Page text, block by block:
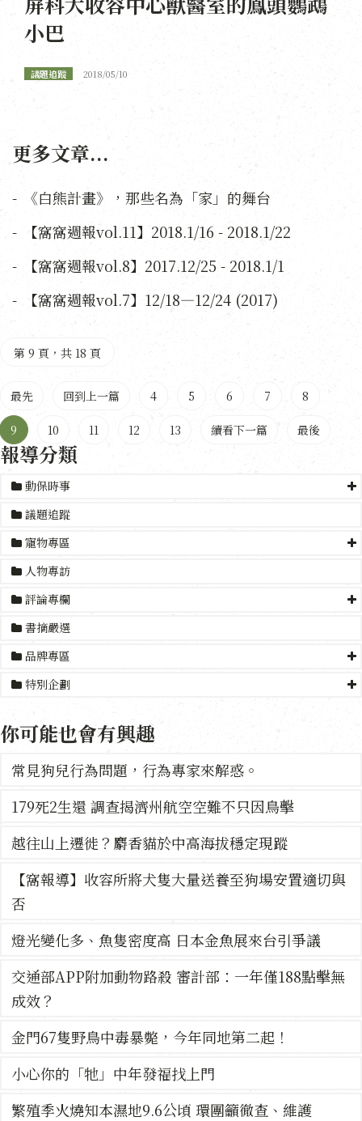
小巴
議題追蹤 2018/05/10
更多文章...
《白熊計畫》，那些名為「家」的舞台
【窩窩週報vol.11】2018.1/16 - 2018.1/22
【窩窩週報vol.8】2017.12/25 - 2018.1/1
【窩窩週報vol.7】12/18—12/24 (2017)
第 9 頁，共 18 頁
最先 回到上一篇 4 5 6 7 8
9 10 11 12 13 續看下一篇 最後
報導分類
動保時事
議題追蹤
寵物專區
人物專訪
評論專欄
書摘嚴選
品牌專區
特別企劃
你可能也會有興趣
常見狗兒行為問題，行為專家來解惑。
179死2生還 調查揭濟州航空空難不只因鳥擊
越往山上遷徙？麝香貓於中高海拔穩定現蹤
【窩報導】收容所將犬隻大量送養至狗場安置適切與
否
燈光變化多、魚隻密度高 日本金魚展來台引爭議
交通部APP附加動物路殺 審計部：一年僅188點擊無
成效？
金門67隻野鳥中毒暴斃，今年同地第二起！
小心你的「牠」中年發福找上門
繁殖季火燒知本濕地9.6公頃 環團籲徹查、維護